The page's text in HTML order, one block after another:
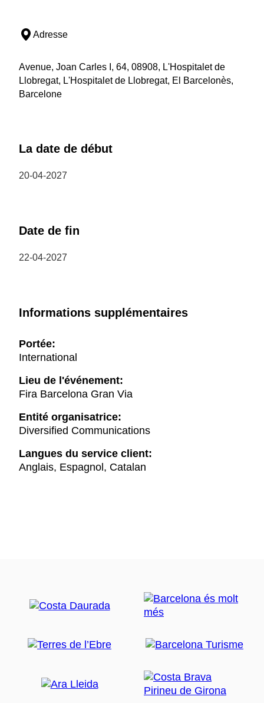
Adresse
Avenue, Joan Carles I, 64, 08908, L'Hospitalet de
Llobregat, L'Hospitalet de Llobregat, El Barcelonès,
Barcelone
La date de début
20-04-2027
Date de fin
22-04-2027
Informations supplémentaires
Portée:
International
Lieu de l'événement:
Fira Barcelona Gran Via
Entité organisatrice:
Diversified Communications
Langues du service client:
Anglais, Espagnol, Catalan